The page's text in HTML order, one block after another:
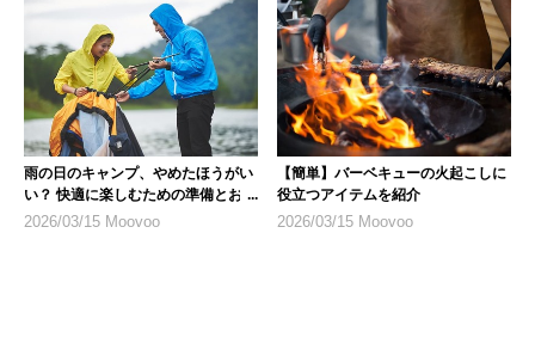
雨の日のキャンプ、やめたほうがい
い？ 快適に楽しむための準備とおす
すめ商品
2026/03/15 Moovoo
【簡単】バーベキューの火起こしに
役立つアイテムを紹介
2026/03/15 Moovoo